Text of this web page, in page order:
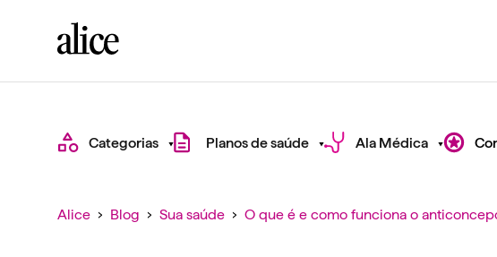
Categorias Planos de saúde Ala Médica
Alice › Blog › Sua saúde › O que é e como funciona o